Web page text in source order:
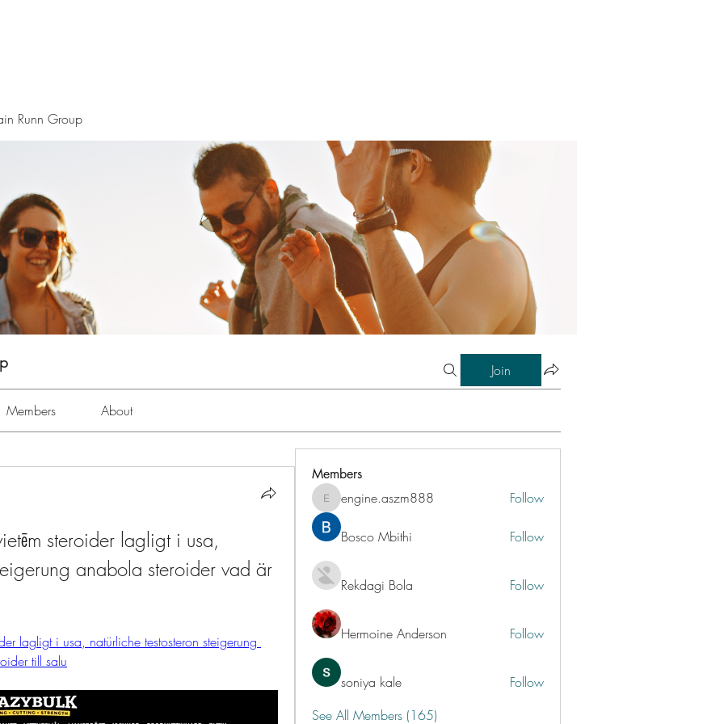
Runn Group
Join
Members About
steroider lagligt i usa,
anabola steroider vad är
lagligt i usa, natürliche testosteron steigerung
till salu
Members
engine.aszm888
engine.aszm888 Follow
Bosco Mbithi Follow
Rekdagi Bola Follow
Hermoine Anderson Follow
soniya kale
Follow
See All Members (165)